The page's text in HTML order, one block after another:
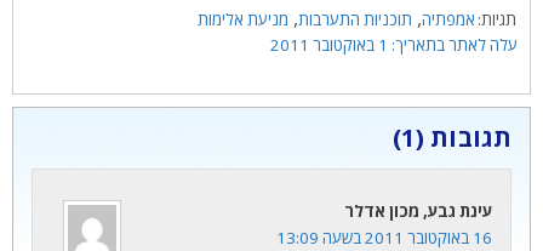
תגיות
אמפתיה, תוכניות התערבות, מניעת אלימות
1 באוקטובר 2011
תגובות (1)
עינת גבע, מכון אדלר
16 באוקטובר 2011 בשעה 13:09